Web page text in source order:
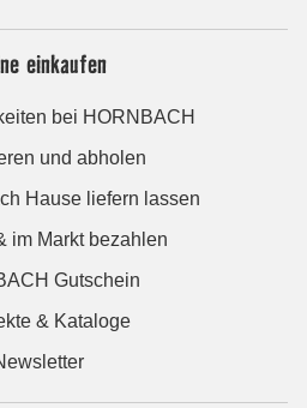
einkaufen
bei HORNBACH
und abholen
Hause liefern lassen
im Markt bezahlen
Gutschein
& Kataloge